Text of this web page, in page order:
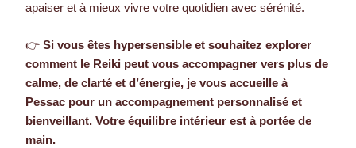
apaiser et à mieux vivre votre quotidien avec sérénité.
👉Si vous êtes hypersensible et souhaitez explorer
comment le Reiki peut vous accompagner vers plus de
calme, de clarté et d’énergie, je vous accueille à
Pessac pour un accompagnement personnalisé et
bienveillant. Votre équilibre intérieur est à portée de
main.